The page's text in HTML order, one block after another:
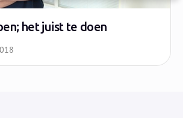
het juist te doen